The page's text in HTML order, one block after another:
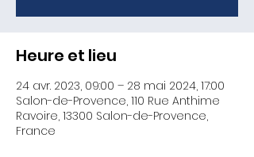
Heure et lieu
24 avr. 2023, 09:00 – 28 mai 2024, 17:00
Salon-de-Provence, 110 Rue Anthime
Ravoire, 13300 Salon-de-Provence,
France